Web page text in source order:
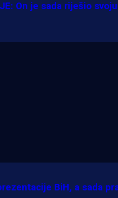
On je sada riješio svoju
BiH, a sada